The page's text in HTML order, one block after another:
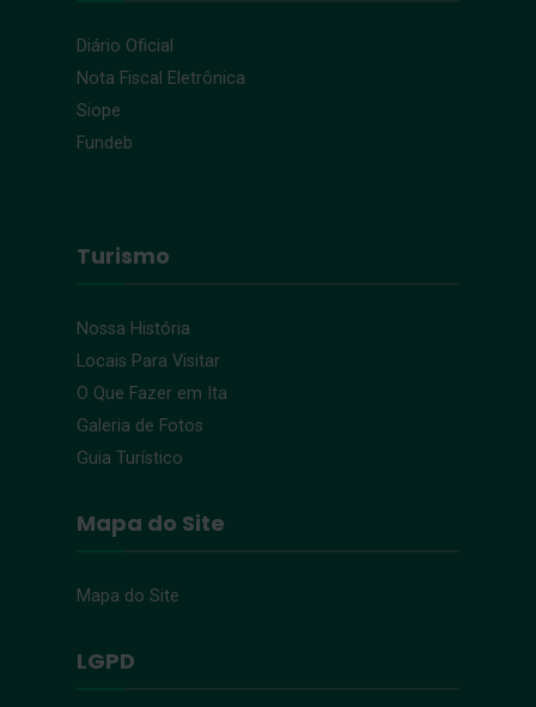
Diário Oficial
Nota Fiscal Eletrônica
Siope
Fundeb
Turismo
Nossa História
Locais Para Visitar
O Que Fazer em Ita
Galeria de Fotos
Guia Turístico
Mapa do Site
Mapa do Site
LGPD